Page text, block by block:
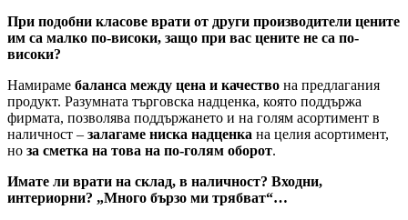
При подобни класове врати от други производители цените
им са малко по-високи, защо при вас цените не са по-
високи?
Намираме баланса между цена и качество на предлагания
продукт. Разумната търговска надценка, която поддържа
фирмата, позволява поддържането и на голям асортимент в
наличност – залагаме ниска надценка на целия асортимент,
но за сметка на това на по-голям оборот.
Имате ли врати на склад, в наличност? Входни,
интериорни? „Много бързо ми трябват“…